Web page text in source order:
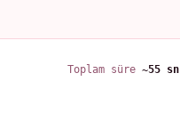
Toplam süre ~55 sn